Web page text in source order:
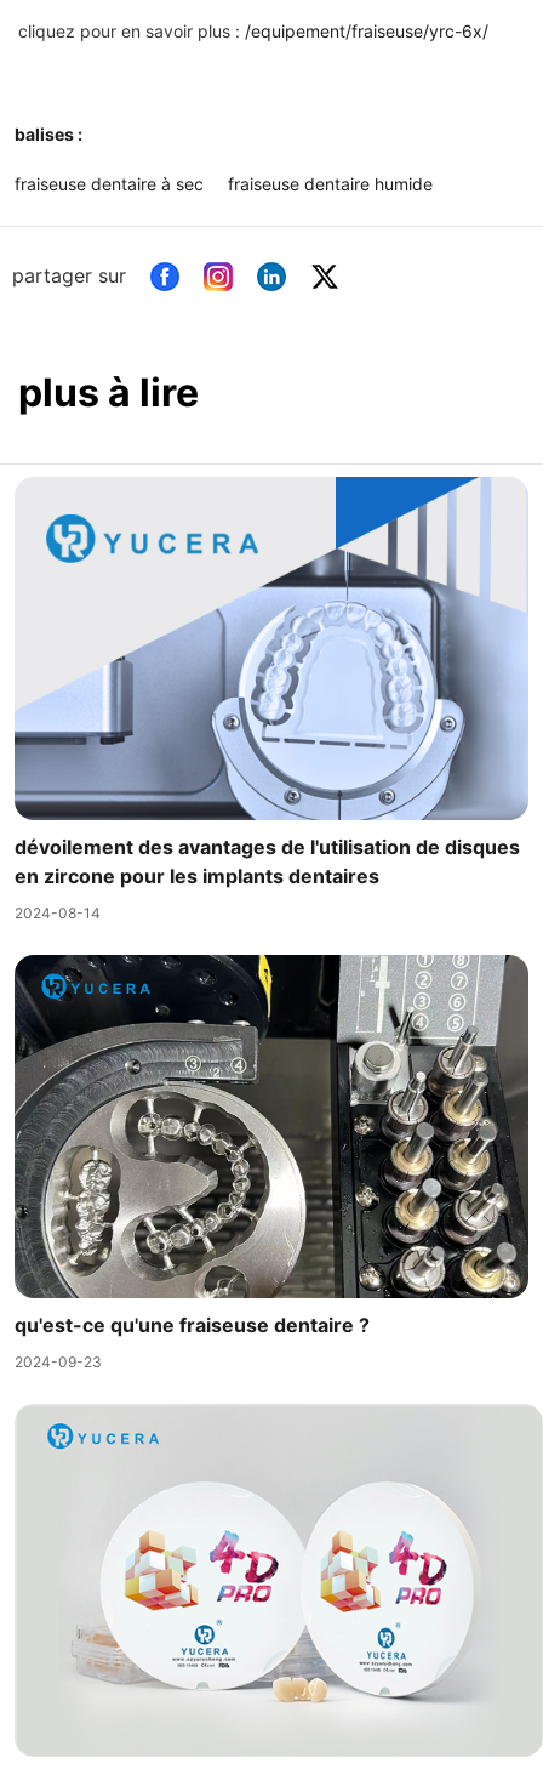
cliquez pour en savoir plus : /equipement/fraiseuse/yrc-6x/
balises :
fraiseuse dentaire à sec fraiseuse dentaire humide
partager sur
plus à lire
dévoilement des avantages de l'utilisation de disques
en zircone pour les implants dentaires
2024-08-14
qu'est-ce qu'une fraiseuse dentaire ?
2024-09-23